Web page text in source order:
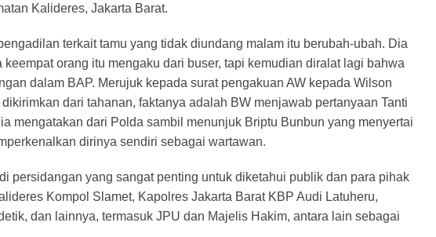
Kalideres, Jakarta Barat.
terkait tamu yang tidak diundang malam itu berubah-ubah. Dia
orang itu mengaku dari buser, tapi kemudian diralat lagi bahwa
dalam BAP. Merujuk kepada surat pengakuan AW kepada Wilson
dari tahanan, faktanya adalah BW menjawab pertanyaan Tanti
mengatakan dari Polda sambil menunjuk Briptu Bunbun yang menyertai
dirinya sendiri sebagai wartawan.
persidangan yang sangat penting untuk diketahui publik dan para pihak
Kompol Slamet, Kapolres Jakarta Barat KBP Audi Latuheru,
dan lainnya, termasuk JPU dan Majelis Hakim, antara lain sebagai